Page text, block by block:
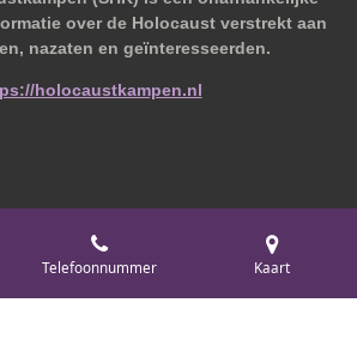
over de Holocaust verstrekt aan
nazaten en geïnteresseerden.
holocaustkampen.nl
Telefoonnummer Kaart